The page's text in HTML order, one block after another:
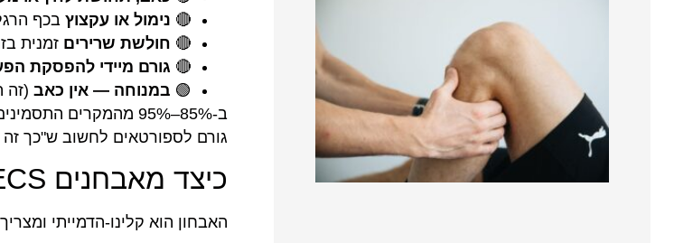
🔴 נימול או עקצוץבכף
🔴 חולשת שרירים זמנית
🔴 גורם מיידי להפסקת
🟢 במנוחה — אין כאב(זה
ב-85%–95% מהמקרים התסמינים
גורם לספורטאים לחשוב ש"כך זה
כיצד מאבחנים CECS?
האבחון הוא קלינו-הדמייתי